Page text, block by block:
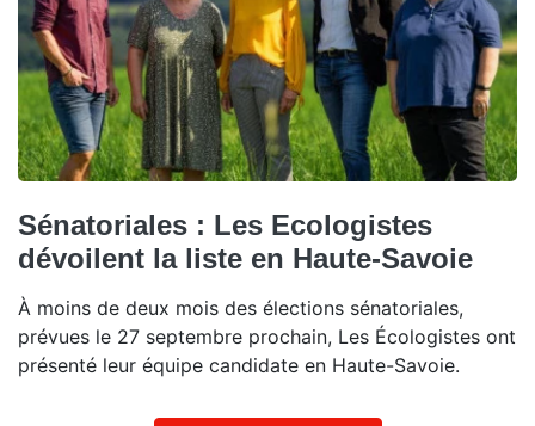
Sénatoriales : Les Ecologistes
dévoilent la liste en Haute-Savoie
À moins de deux mois des élections sénatoriales,
prévues le 27 septembre prochain, Les Écologistes ont
présenté leur équipe candidate en Haute-Savoie.